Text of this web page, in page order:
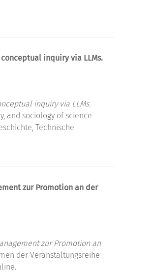
inquiry via LLMs.
inquiry via LLMs.
and sociology of science
Technische
zur Promotion an der
zur Promotion an
der Veranstaltungsreihe